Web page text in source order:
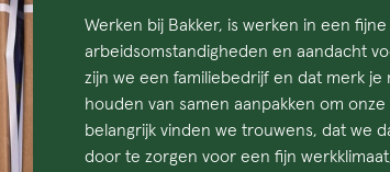
Werken bij Bakker, is werken in een
arbeidsomstandigheden en aandacht
zijn we een familiebedrijf en dat merk
houden van samen aanpakken om
belangrijk vinden we trouwens, dat we
door te zorgen voor een fijn